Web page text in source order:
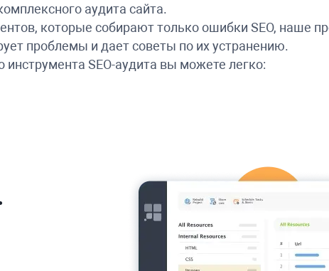
аудита сайта.
которые собирают только ошибки SEO, наше
проблемы и дает советы по их устранению.
SEO-аудита вы можете легко: